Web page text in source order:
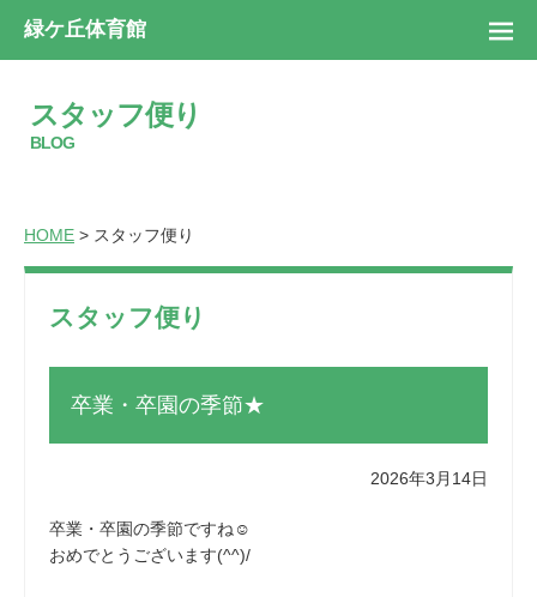
緑ケ丘体育館
スタッフ便り
BLOG
HOME > スタッフ便り
スタッフ便り
卒業・卒園の季節★
2026年3月14日
卒業・卒園の季節ですね☺
おめでとうございます(^^)/